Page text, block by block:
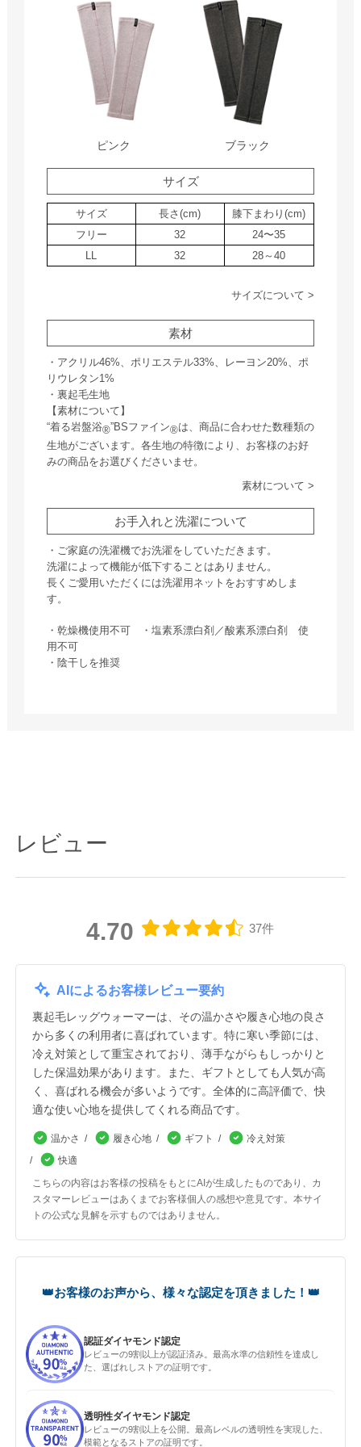
ピンク ブラック
サイズ
サイズ 長さ(cm)
膝下まわり(cm)
フリー
32
24〜35
LL
32 28～40
サイズについて >
素材
・アクリル46%、ポリエステル33%、レーヨン20%、ポ
リウレタン1%
・裏起毛生地
【素材について】
“着る岩盤浴®”BSファイン®は、商品に合わせた数種類の
生地がございます。各生地の特徴により、お客様のお好
みの商品をお選びくださいませ。
素材について >
お手入れと洗濯について
・ご家庭の洗濯機でお洗濯をしていただきます。
洗濯によって機能が低下することはありません。
長くご愛用いただくには洗濯用ネットをおすすめしま
す。
・乾燥機使用不可 ・塩素系漂白剤／酸素系漂白剤 使
用不可
・陰干しを推奨
レビュー
4.70 37件
AIによるお客様レビュー要約
裏起毛レッグウォーマーは、その温かさや履き心地の良さ
から多くの利用者に喜ばれています。特に寒い季節には、
冷え対策として重宝されており、薄手ながらもしっかりと
した保温効果があります。また、ギフトとしても人気が高
く、喜ばれる機会が多いようです。全体的に高評価で、快
適な使い心地を提供してくれる商品です。
温かさ 履き心地 ギフト
冷え対策
快適
こちらの内容はお客様の投稿をもとにAIが生成したものであり、カ
スタマーレビューはあくまでお客様個人の感想や意見です。本サイ
トの公式な見解を示すものではありません。
認証ダイヤモンド認定
レビューの9割以上が認証済み。最高水準の信頼性を達成し
た、選ばれしストアの証明です。
透明性ダイヤモンド認定
レビューの9割以上を公開。最高レベルの透明性を実現した、
模範となるストアの証明です。